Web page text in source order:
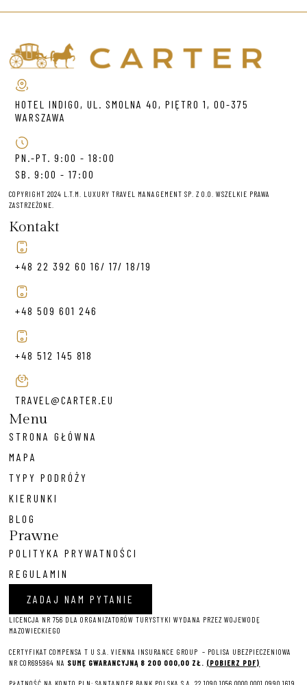
HOTEL INDIGO, UL. SMOLNA 40, PIĘTRO 1, 00-375
WARSZAWA
PN.-PT. 9:00 - 18:00
SB. 9:00 - 17:00
COPYRIGHT 2024 L.T.M. LUXURY TRAVEL MANAGEMENT SP. Z O.O. WSZELKIE PRAWA
ZASTRZEŻONE.
Kontakt
+48 22 392 60 16/ 17/ 18/19
+48 509 601 246
+48 512 145 818
TRAVEL@CARTER.EU
Menu
STRONA GŁÓWNA
MAPA
TYPY PODRÓŻY
KIERUNKI
BLOG
Prawne
POLITYKA PRYWATNOŚCI
REGULAMIN
ZADAJ NAM PYTANIE
LICENCJA NR 756 DLA ORGANIZATORÓW TURYSTYKI WYDANA PRZEZ WOJEWODĘ
MAZOWIECKIEGO
CERTYFIKAT COMPENSA T U S.A. VIENNA INSURANCE GROUP – POLISA UBEZPIECZENIOWA
NR COR695964 NA SUMĘ GWARANCYJNĄ 8 200 000,00 ZŁ. (POBIERZ PDF)